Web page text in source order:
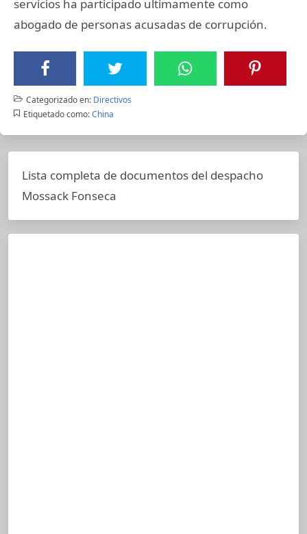
servicios ha participado ultimamente como
abogado de personas acusadas de corrupción.
Categorizado en: Directivos
Etiquetado como: China
Lista completa de documentos del despacho
Mossack Fonseca